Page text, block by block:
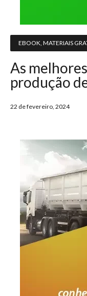
EBOOK MATERIAIS
As
produção
22 de fevereiro, 2024